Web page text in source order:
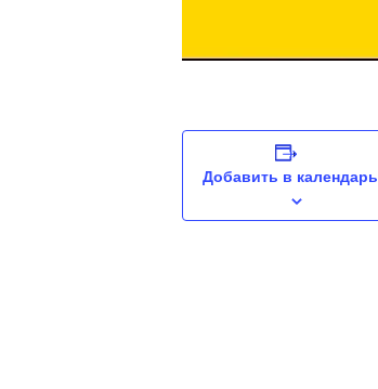
Добавить в календарь